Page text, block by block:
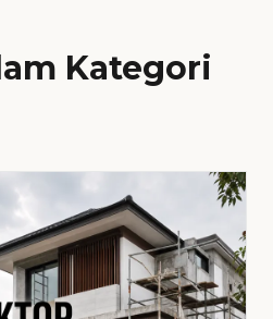
Kategori